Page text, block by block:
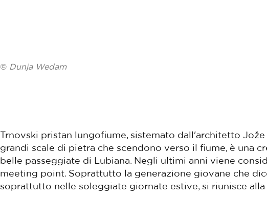
© Dunja Wedam
Trnovski pristan lungofiume, sistemato dall'architetto Jože
grandi scale di pietra che scendono verso il fiume, è una
belle passeggiate di Lubiana. Negli ultimi anni viene
meeting point. Soprattutto la generazione giovane che
soprattutto nelle soleggiate giornate estive, si riunisce